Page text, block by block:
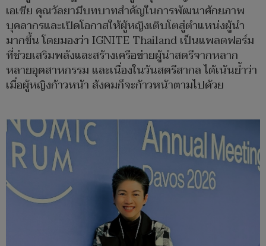
เอเชีย คุณวัลยามีบทบาทสำคัญในการพัฒนาศักยภาพ
บุคลากรและเปิดโอกาสให้ผู้หญิงเติบโตสู่ตำแหน่งผู้นำ
มากขึ้น โดยมองว่า IGNITE Thailand เป็นแพลตฟอร์ม
ที่ช่วยเสริมพลังและสร้างเครือข่ายผู้นำสตรีจากหลาก
หลายอุตสาหกรรม และเนื่องในวันสตรีสากล ได้เน้นย้ำว่า
เมื่อผู้หญิงก้าวหน้า สังคมก็จะก้าวหน้าตามไปด้วย